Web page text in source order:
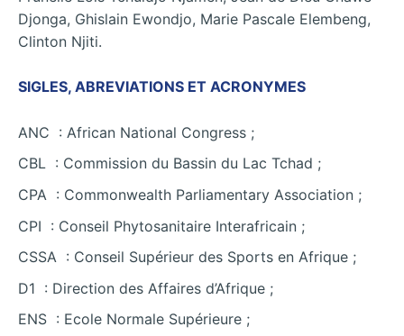
Djonga, Ghislain Ewondjo, Marie Pascale Elembeng,
Clinton Njiti.
SIGLES, ABREVIATIONS ET ACRONYMES
ANC : African National Congress ;
CBL : Commission du Bassin du Lac Tchad ;
CPA : Commonwealth Parliamentary Association ;
CPI : Conseil Phytosanitaire Interafricain ;
CSSA : Conseil Supérieur des Sports en Afrique ;
D1 : Direction des Affaires d’Afrique ;
ENS : Ecole Normale Supérieure ;